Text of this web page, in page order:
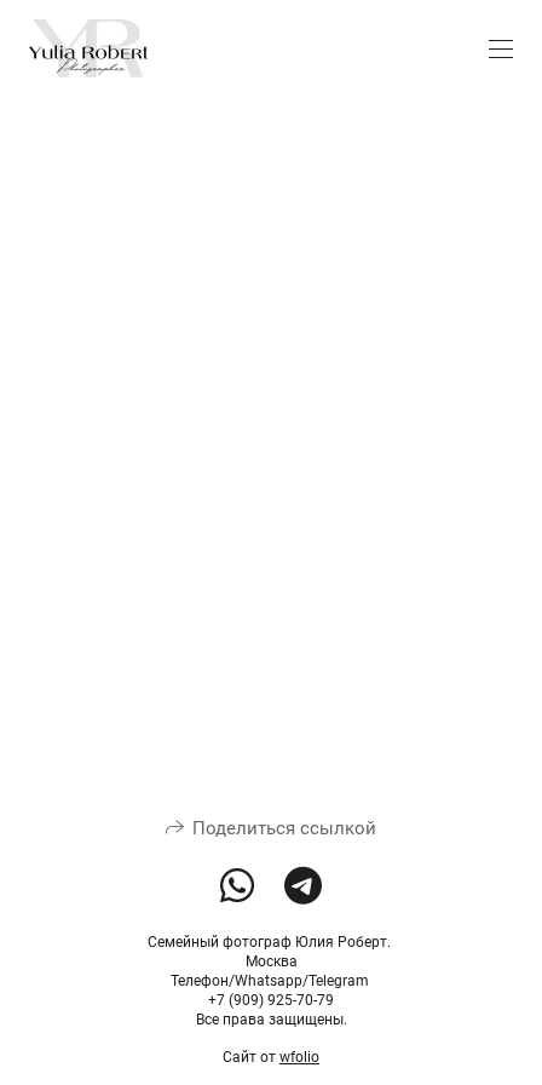
Поделиться ссылкой
Семейный фотограф Юлия Роберт.
Москва
Телефон/Whatsapp/Telegram
+7 (909) 925-70-79
Все права защищены.
Сайт от wfolio